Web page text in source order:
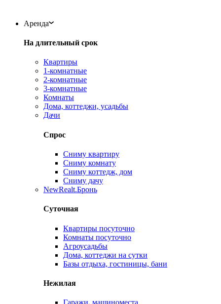
Аренда
На длительный срок
Квартиры
1-комнатные
2-комнатные
3-комнатные
Комнаты
Дома, коттеджи, усадьбы
Дачи
Спрос
Сниму квартиру
Сниму комнату
Сниму коттедж, дом
Сниму дачу
NewRealt.Бронь
Суточная
Квартиры посуточно
Комнаты посуточно
Агроусадьбы
Дома, коттеджи на сутки
Базы отдыха, гостиницы, бани
Нежилая
Гаражи, машиноместа